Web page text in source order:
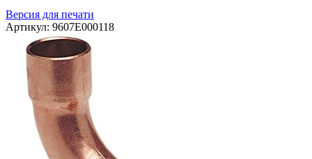
Версия для печати
Артикул: 9607E000118